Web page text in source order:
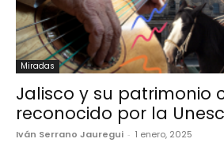
Miradas
Jalisco y su patrimonio
reconocido por la
Iván Serrano Jauregui - 1 enero, 2025